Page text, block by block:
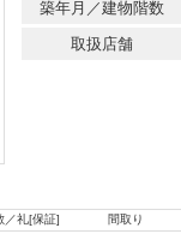
築年月／建物階数
取扱店舗
／礼[保証] 間取り